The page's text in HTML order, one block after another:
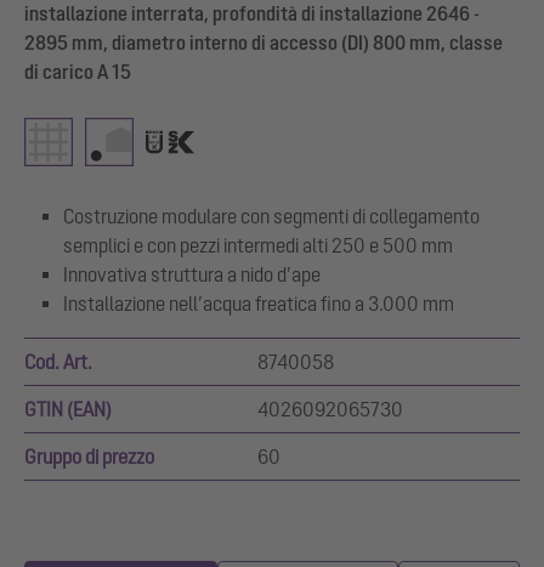
installazione interrata, profondità di installazione 2646 -
2895 mm, diametro interno di accesso (DI) 800 mm, classe
di carico A 15
Costruzione modulare con segmenti di collegamento
semplici e con pezzi intermedi alti 250 e 500 mm
Innovativa struttura a nido d’ape
Installazione nell’acqua freatica fino a 3.000 mm
Cod. Art. 8740058
GTIN (EAN) 4026092065730
Gruppo di prezzo 60